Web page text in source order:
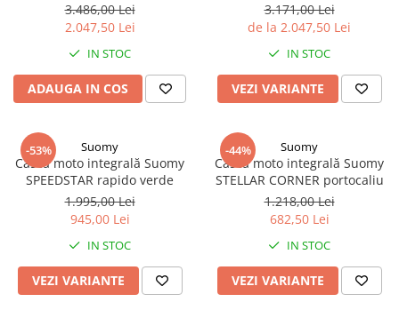
3.486,00 Lei
2.047,50 Lei
IN STOC
ADAUGA IN COS
3.171,00 Lei
de la 2.047,50 Lei
IN STOC
VEZI VARIANTE
-53% Suomy
Cască moto integrală Suomy
SPEEDSTAR rapido verde
1.995,00 Lei
945,00 Lei
IN STOC
VEZI VARIANTE
-44% Suomy
Cască moto integrală Suomy
STELLAR CORNER portocaliu
1.218,00 Lei
682,50 Lei
IN STOC
VEZI VARIANTE